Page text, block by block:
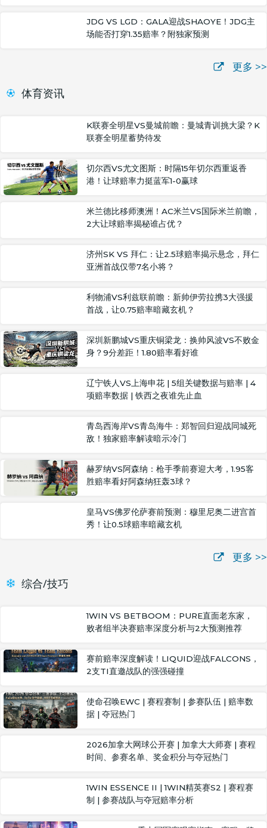
JDG VS LGD：GALA迎战SHAOYE！JDG主
场能否打穿1.35赔率？附独家预测
更多 >>
体育资讯
K联赛全明星VS曼城前瞻：曼城青训挑大梁？K
联赛全明星蓄势待发
切尔西VS尤文图斯：时隔15年切尔西重返香
港！让球赔率力挺蓝军1-0赢球
米兰德比移师澳洲！AC米兰VS国际米兰前瞻，
2大让球赔率揭秘谁占优？
济州SK VS 拜仁：让2.5球赔率揭示悬念，拜仁
亚洲首战仅带7名小将？
利物浦VS利兹联前瞻：新帅伊劳拉携3大强援
首战，让0.75赔率暗藏玄机？
深圳新鹏城VS重庆铜梁龙：换帅风波VS不败金
身？9分差距！1.80赔率看好谁
辽宁铁人VS上海申花 | 5组关键数据与赔率 | 4
项赔率数据 | 铁西之夜谁先止血
青岛西海岸VS青岛海牛：郑智回归迎战同城死
敌！独家赔率解读暗示冷门
赫罗纳VS阿森纳：枪手季前赛迎大考，1.95客
胜赔率看好阿森纳狂轰3球？
皇马VS佛罗伦萨赛前预测：穆里尼奥二进宫首
秀！让0.5球赔率暗藏玄机
更多 >>
综合/技巧
1WIN VS BETBOOM：PURE直面老东家，
败者组半决赛赔率深度分析与2大预测推荐
赛前赔率深度解读！LIQUID迎战FALCONS，
2支TI直邀战队的强强碰撞
使命召唤EWC | 赛程赛制 | 参赛队伍 | 赔率数
据 | 夺冠热门
2026加拿大网球公开赛 | 加拿大大师赛 | 赛程
时间、参赛名单、奖金积分与夺冠热门
1WIN ESSENCE II | 1WIN精英赛S2 | 赛程赛
制 | 参赛战队与夺冠赔率分析